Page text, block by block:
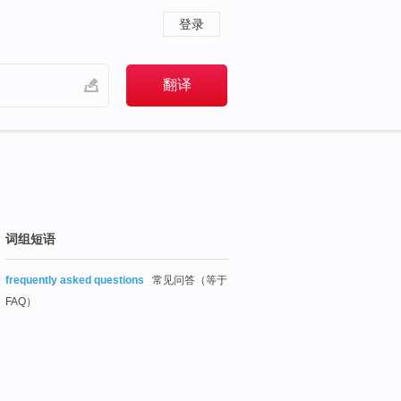
登录
词组短语
frequently asked questions
常见问答（等于
FAQ）